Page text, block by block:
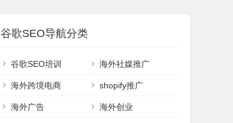
谷歌SEO导航分类
谷歌SEO培训 海外社媒推广
海外跨境电商 shopify推广
海外广告 海外创业